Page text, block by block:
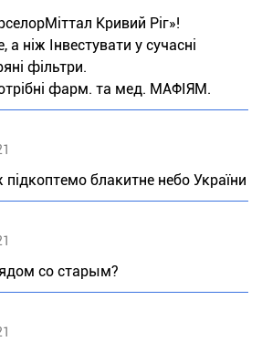
Кривий Ріг»!
ніж Інвестувати у сучасні
фільтри.
фарм. та мед. МАФІЯМ.
блакитне небо України
со старым?